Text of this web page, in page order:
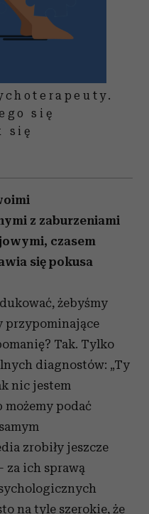
się
się
z zaburzeniami
czasem
się pokusa
żebyśmy
przypominające
Tak. Tylko
diagnostów: „Ty
nic jestem
możemy podać
zrobiły jeszcze
za ich sprawą
na tyle szerokie, że